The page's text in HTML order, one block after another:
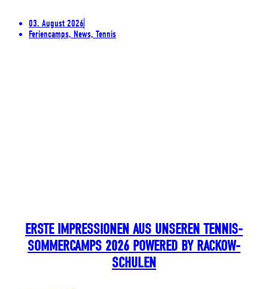
03. August 2026
Feriencamps, News, Tennis
ERSTE IMPRESSIONEN AUS UNSEREN TENNIS-
SOMMERCAMPS 2026 POWERED BY RACKOW-
SCHULEN